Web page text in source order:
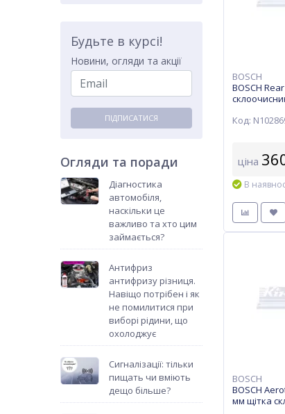
Будьте в курсі!
Новини, огляди та акції
ПІДПИСАТИСЯ
Огляди та поради
Діагностика
автомобіля,
наскільки це
важливо та хто цим
займається?
Антифриз
антифризу різниця.
Навіщо потрібен і як
не помилитися при
виборі рідини, що
охолоджує
Сигналізації: тільки
пищать чи вміють
дещо більше?
BOSCH
BOSCH
Код:
ціна
В
BOSCH
BOSCH
мм щітка